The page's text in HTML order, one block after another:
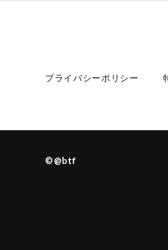
プライバシーポリシー
©︎@btf